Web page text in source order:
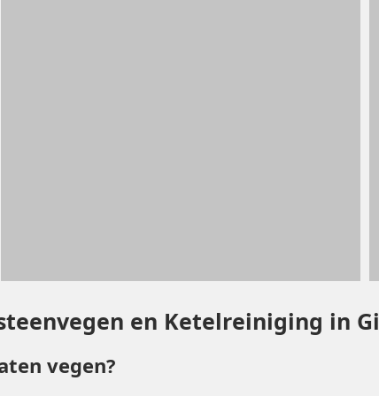
en Ketelreiniging in
vegen?